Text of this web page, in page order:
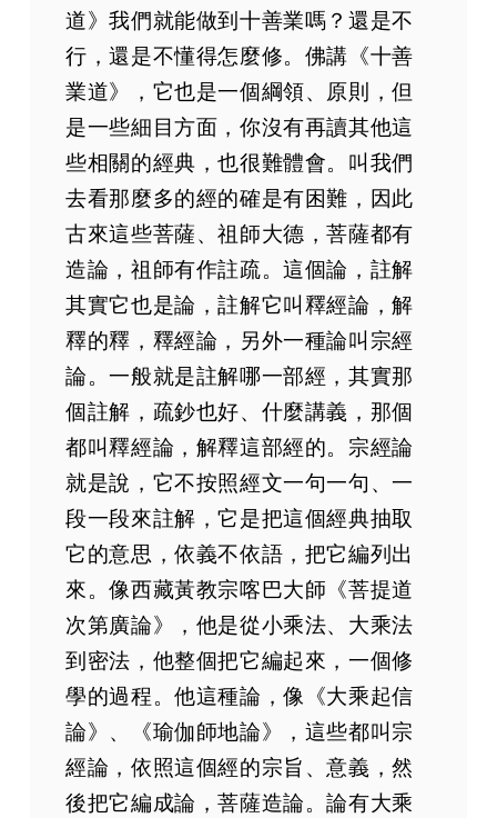
道》我們就能做到十善業嗎？還是不
行，還是不懂得怎麼修。佛講《十善
業道》，它也是一個綱領、原則，但
是一些細目方面，你沒有再讀其他這
些相關的經典，也很難體會。叫我們
去看那麼多的經的確是有困難，因此
古來這些菩薩、祖師大德，菩薩都有
造論，祖師有作註疏。這個論，註解
其實它也是論，註解它叫釋經論，解
釋的釋，釋經論，另外一種論叫宗經
論。一般就是註解哪一部經，其實那
個註解，疏鈔也好、什麼講義，那個
都叫釋經論，解釋這部經的。宗經論
就是說，它不按照經文一句一句、一
段一段來註解，它是把這個經典抽取
它的意思，依義不依語，把它編列出
來。像西藏黃教宗喀巴大師《菩提道
次第廣論》，他是從小乘法、大乘法
到密法，他整個把它編起來，一個修
學的過程。他這種論，像《大乘起信
論》、《瑜伽師地論》，這些都叫宗
經論，依照這個經的宗旨、意義，然
後把它編成論，菩薩造論。論有大乘